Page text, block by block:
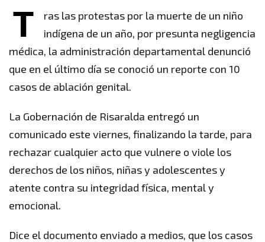
T
ras las protestas por la muerte de un niño
indígena de un año, por presunta negligencia
médica, la administración departamental denunció
que en el último día se conoció un reporte con 10
casos de ablación genital.
La Gobernación de Risaralda entregó un
comunicado este viernes, finalizando la tarde, para
rechazar cualquier acto que vulnere o viole los
derechos de los niños, niñas y adolescentes y
atente contra su integridad física, mental y
emocional.
Dice el documento enviado a medios, que los casos